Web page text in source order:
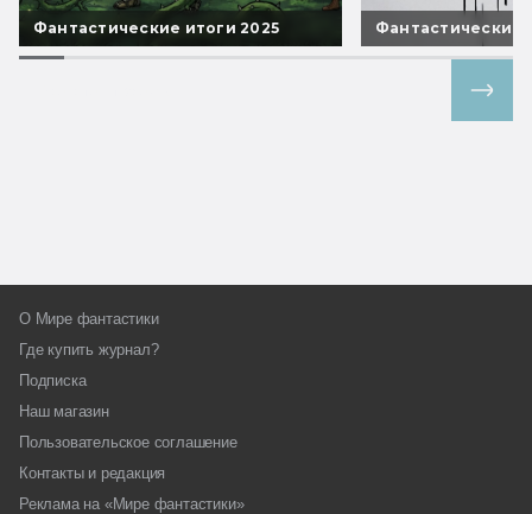
Фантастические итоги 2025 Фантастические
О Мире фантастики
Где купить журнал?
Подписка
Наш магазин
Пользовательское соглашение
Контакты и редакция
Реклама на «Мире фантастики»